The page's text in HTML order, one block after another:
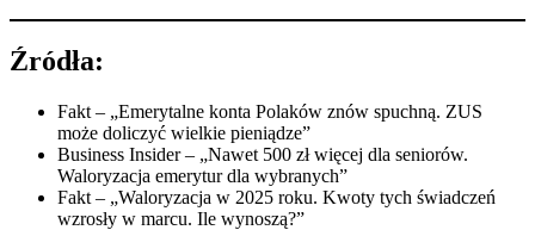
Źródła:
Fakt – „Emerytalne konta Polaków znów spuchną. ZUS
może doliczyć wielkie pieniądze”
Business Insider – „Nawet 500 zł więcej dla seniorów.
Waloryzacja emerytur dla wybranych”
Fakt – „Waloryzacja w 2025 roku. Kwoty tych świadczeń
wzrosły w marcu. Ile wynoszą?”